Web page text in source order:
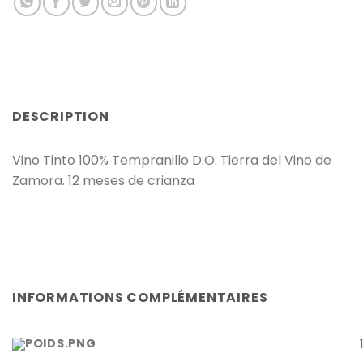
DESCRIPTION
Vino Tinto 100% Tempranillo D.O. Tierra del Vino de
Zamora. 12 meses de crianza
INFORMATIONS COMPLÉMENTAIRES